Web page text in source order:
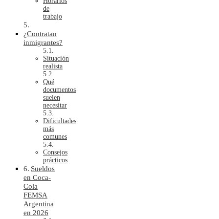
de
trabajo
¿Contratan
inmigrantes?
Situación
realista
Qué
documentos
suelen
necesitar
Dificultades
más
comunes
Consejos
prácticos
Sueldos
en Coca-
Cola
FEMSA
Argentina
en 2026